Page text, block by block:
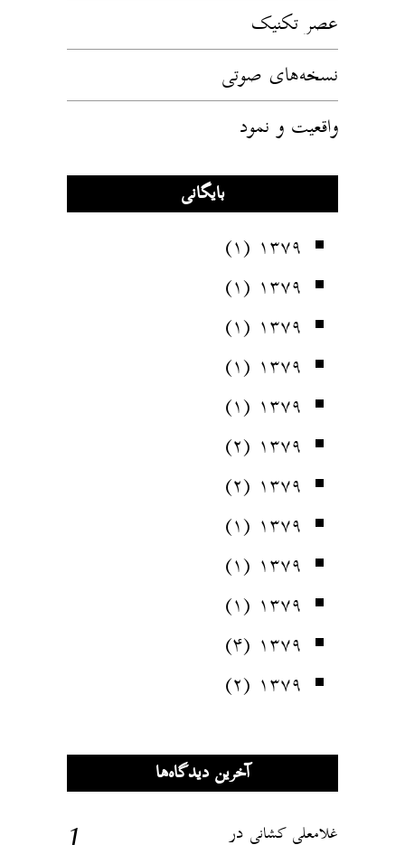
عصر تکنیک
نسخه‌های صوتی
واقعیت و نمود
بایگانی
۱۳۷۹ (۱)
۱۳۷۹ (۱)
۱۳۷۹ (۱)
۱۳۷۹ (۱)
۱۳۷۹ (۱)
۱۳۷۹ (۲)
۱۳۷۹ (۲)
۱۳۷۹ (۱)
۱۳۷۹ (۱)
۱۳۷۹ (۱)
۱۳۷۹ (۴)
۱۳۷۹ (۲)
آخرین دیدگاه‌ها
غلامعلی کشانی در